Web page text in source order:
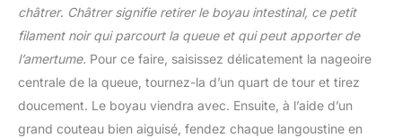
châtrer. Châtrer signifie retirer le boyau intestinal, ce petit
filament noir qui parcourt la queue et qui peut apporter de
l’amertume. Pour ce faire, saisissez délicatement la nageoire
centrale de la queue, tournez-la d’un quart de tour et tirez
doucement. Le boyau viendra avec. Ensuite, à l’aide d’un
grand couteau bien aiguisé, fendez chaque langoustine en